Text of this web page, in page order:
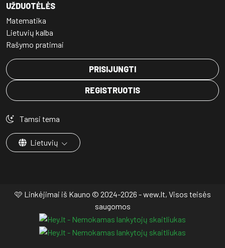
UŽDUOTĖLĖS
Matematika
Lietuvių kalba
Rašymo pratimai
PRISIJUNGTI
REGISTRUOTIS
Tamsi tema
Lietuvių
🩷 Linkėjimai iš Kauno © 2024-2026 - wew.lt, Visos teisės
saugomos